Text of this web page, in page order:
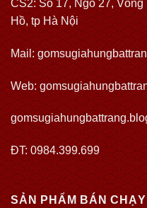
CS2: Số 17, Ngõ 27,
Hồ, tp Hà Nội
Mail:
Web:
ĐT: 0984.399.699
SẢN PHẨM BÁN CHẠY